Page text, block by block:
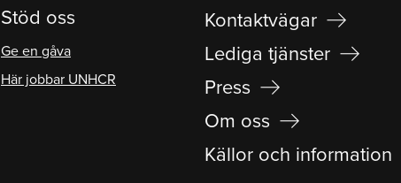
Stöd oss
Ge en gåva
Här jobbar UNHCR
Kontaktvägar arrow_right_alt
Lediga tjänster arrow_right_alt
Press arrow_right_alt
Om oss arrow_right_alt
Källor och information